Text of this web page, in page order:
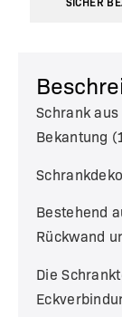
Schrank
Bekantung
Bestehend
Rückwand
Die